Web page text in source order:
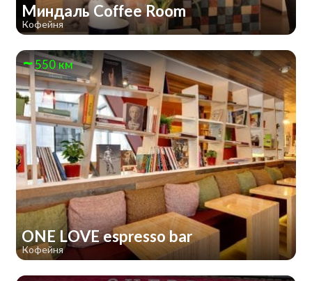
Миндаль Coffee Room
Кофейня
550 км
ONE LOVE espresso bar
Кофейня